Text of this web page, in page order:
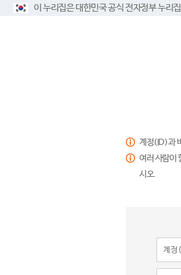
이 누리집은 대한민국 공식 전자정부 누리
계정(ID)과
여러 사람이
시오.